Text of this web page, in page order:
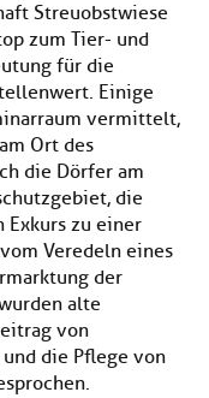
Streuobstwiese
zum Tier- und
für die
Einige
vermittelt,
Ort des
die Dörfer am
die
zu einer
Veredeln eines
der
alte
von
die Pflege von